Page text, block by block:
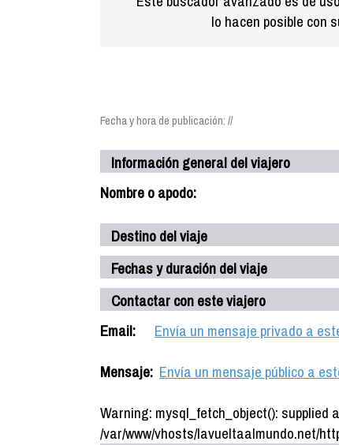
lo hacen posible con
Fecha y hora de publicación: //
Información general del viajero
Nombre o apodo:
Destino del viaje
Fechas y duración del viaje
Contactar con este viajero
Email:
Envía un mensaje privado a
Mensaje: Envía un mensaje público a
Warning: mysql_fetch_object(): supplied
/var/www/vhosts/lavueltaalmundo.net/